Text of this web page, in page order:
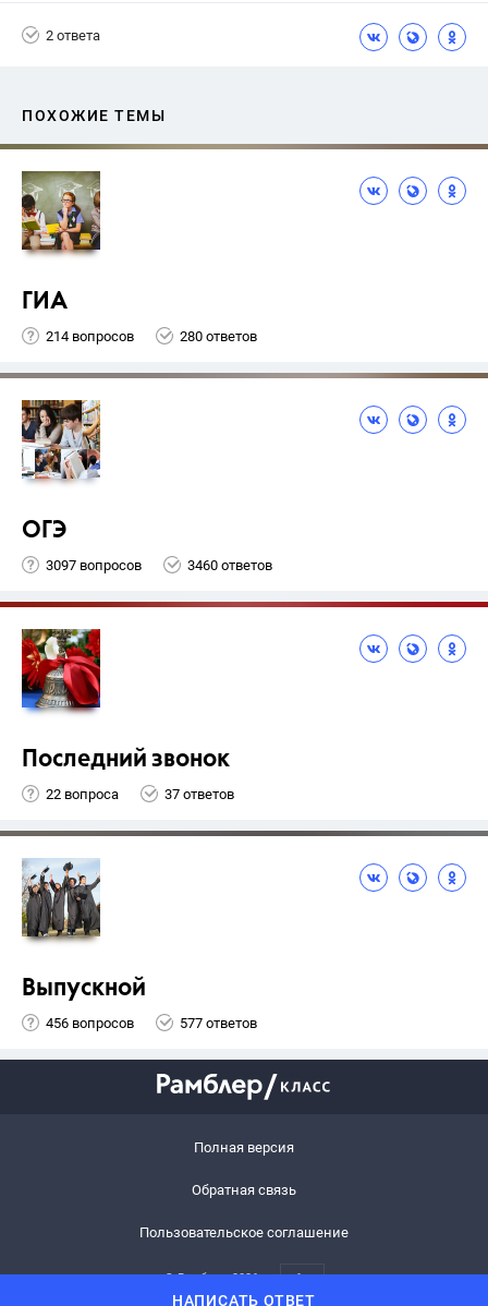
НАПИСАТЬ ОТВЕТ
2 ответа
ПОХОЖИЕ ТЕМЫ
ГИА
214 вопросов 280 ответов
ОГЭ
3097 вопросов 3460 ответов
Последний звонок
22 вопроса 37 ответов
Выпускной
456 вопросов 577 ответов
Полная версия
Обратная связь
Пользовательское соглашение
© Рамблер,2026 6+